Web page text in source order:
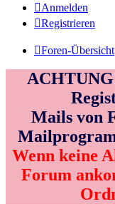
Anmelden
Registrieren
Foren-Übersicht
Mails von
Wenn keine
Forum